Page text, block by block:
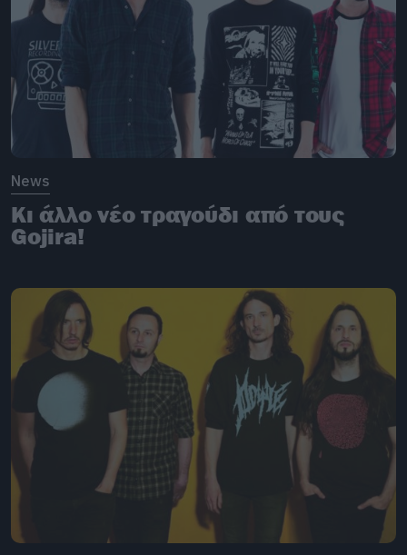
News
Κι άλλο νέο τραγούδι από τους
Gojira!